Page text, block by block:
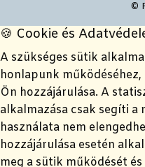
©
🍪 Cookie és
A szükséges sütik
honlapunk
Ön hozzájárulása. A
alkalmazása csak segíti a
használata nem
hozzájárulása esetén
meg a sütik működését